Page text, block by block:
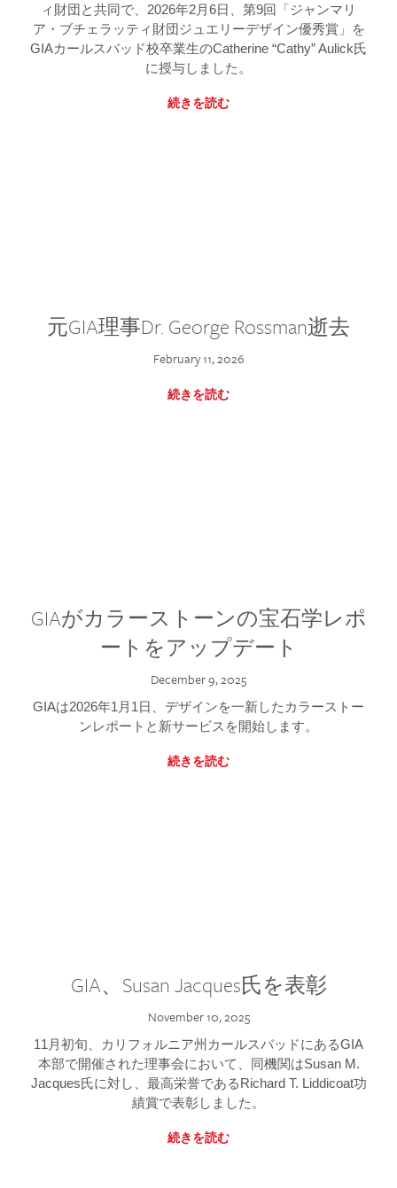
ィ財団と共同で、2026年2月6日、第9回「ジャンマリ
ア・ブチェラッティ財団ジュエリーデザイン優秀賞」を
GIAカールスバッド校卒業生のCatherine “Cathy” Aulick氏
に授与しました。
続きを読む
元GIA理事Dr. George Rossman逝去
February 11, 2026
続きを読む
GIAがカラーストーンの宝石学レポ
ートをアップデート
December 9, 2025
GIAは2026年1月1日、デザインを一新したカラーストー
ンレポートと新サービスを開始します。
続きを読む
GIA、Susan Jacques氏を表彰
November 10, 2025
11月初旬、カリフォルニア州カールスバッドにあるGIA
本部で開催された理事会において、同機関はSusan M.
Jacques氏に対し、最高栄誉であるRichard T. Liddicoat功
績賞で表彰しました。
続きを読む